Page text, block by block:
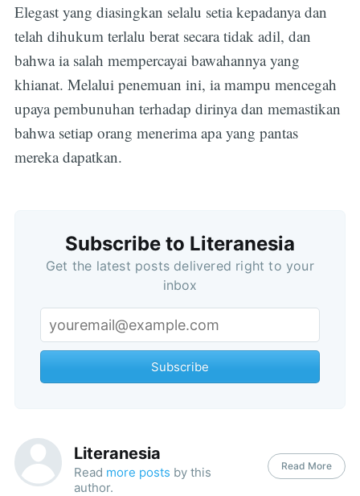
Elegast yang diasingkan selalu setia kepadanya dan
telah dihukum terlalu berat secara tidak adil, dan
bahwa ia salah mempercayai bawahannya yang
khianat. Melalui penemuan ini, ia mampu mencegah
upaya pembunuhan terhadap dirinya dan memastikan
bahwa setiap orang menerima apa yang pantas
mereka dapatkan.
Subscribe to Literanesia
Get the latest posts delivered right to your
inbox
Subscribe
Literanesia
Read more posts by this
author.
Read More